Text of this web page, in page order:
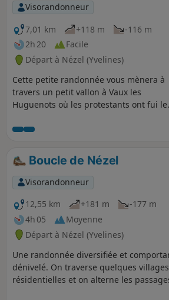
Visorandonneur
7,01 km
+118 m
-116 m
2h 20
Facile
Départ à Nézel (Yvelines)
Cette petite randonnée vous mènera à
travers un petit vallon à Vaux les
Huguenots où les protestants ont fui
Parc Aigue Flore à La Falaise et croiserez
patrimoniales.
Boucle de Nézel
Visorandonneur
12,55 km
+181 m
-177 m
4h 05
Moyenne
Départ à Nézel (Yvelines)
Une randonnée diversifiée et
dénivelé. On traverse quelques
résidentielles et on alterne les